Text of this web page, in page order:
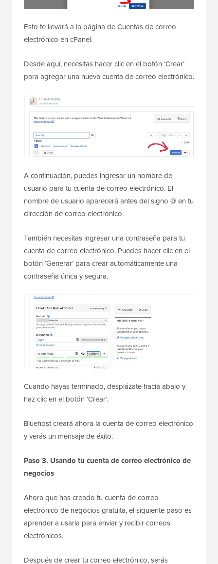
Esto te llevará a la página de Cuentas de correo
electrónico en cPanel.
Desde aquí, necesitas hacer clic en el botón ‘Crear’
para agregar una nueva cuenta de correo electrónico.
A continuación, puedes ingresar un nombre de
usuario para tu cuenta de correo electrónico. El
nombre de usuario aparecerá antes del signo @ en tu
dirección de correo electrónico.
También necesitas ingresar una contraseña para tu
cuenta de correo electrónico. Puedes hacer clic en el
botón ‘Generar’ para crear automáticamente una
contraseña única y segura.
Cuando hayas terminado, desplázate hacia abajo y
haz clic en el botón ‘Crear’.
Bluehost creará ahora la cuenta de correo electrónico
y verás un mensaje de éxito.
Paso 3. Usando tu cuenta de correo electrónico de
negocios
Ahora que has creado tu cuenta de correo
electrónico de negocios gratuita, el siguiente paso es
aprender a usarla para enviar y recibir correos
electrónicos.
Después de crear tu correo electrónico, serás